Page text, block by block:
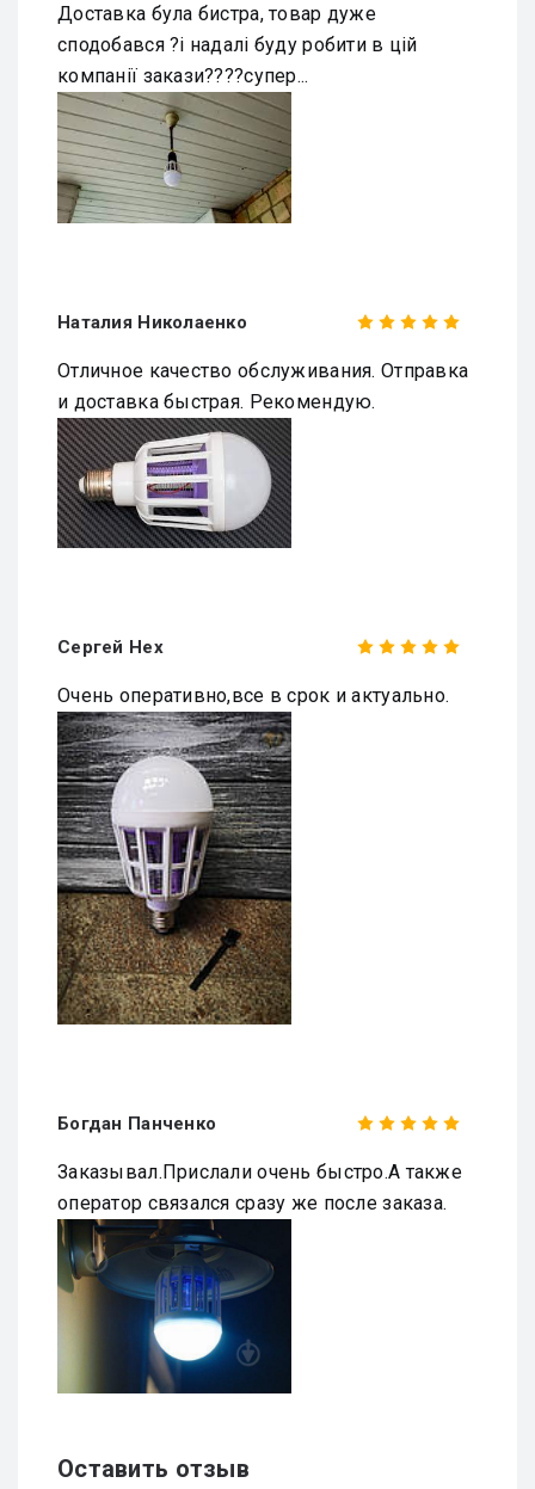
Доставка була бистра, товар дуже
сподобався ?і надалі буду робити в цій
компанії закази????супер...
Наталия Николаенко
Отличное качество обслуживания. Отправка
и доставка быстрая. Рекомендую.
Сергей Нех
Очень оперативно,все в срок и актуально.
Богдан Панченко
Заказывал.Прислали очень быстро.А также
оператор связался сразу же после заказа.
Оставить отзыв